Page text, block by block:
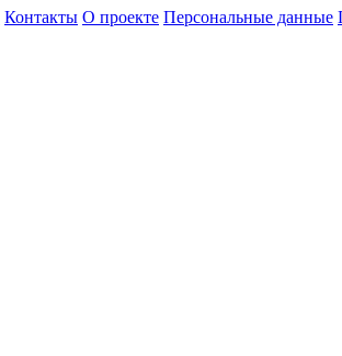
Контакты О проекте Персональные данные